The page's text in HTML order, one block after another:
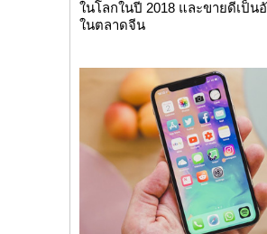
ในโลกในปี 2018 และขายดีเป็น
ในตลาดจีน